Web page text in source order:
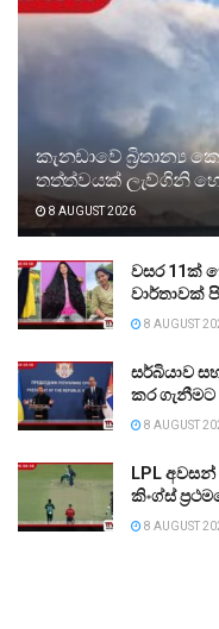
කැනඩාවේ බ්‍රිතාන්‍ය
තත්ත්වයක් ලැව්ගිනි
8 AUGUST 2026
වසර 11ක්
වාර්තාවක්
8 AUGUST
සර්බියාව
කර
8 AUGUST
LPL
කිංග්ස්
8 AUGUST